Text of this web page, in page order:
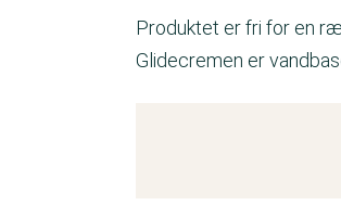
Produktet er fri for en
Glidecremen er